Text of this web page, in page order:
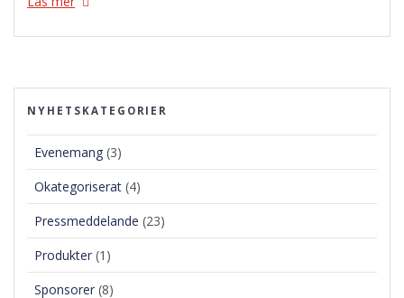
NYHETSKATEGORIER
Evenemang (3)
Okategoriserat (4)
Pressmeddelande (23)
Produkter (1)
Sponsorer (8)